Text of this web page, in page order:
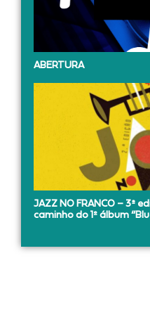
ABERTURA
JAZZ NO FRANCO – 3ª
caminho do 1º álbum